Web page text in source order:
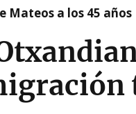
Mateos a los 45 años